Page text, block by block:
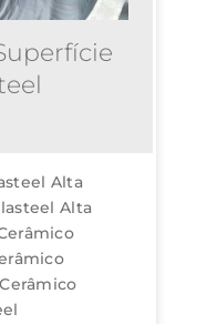
Alta
Alta